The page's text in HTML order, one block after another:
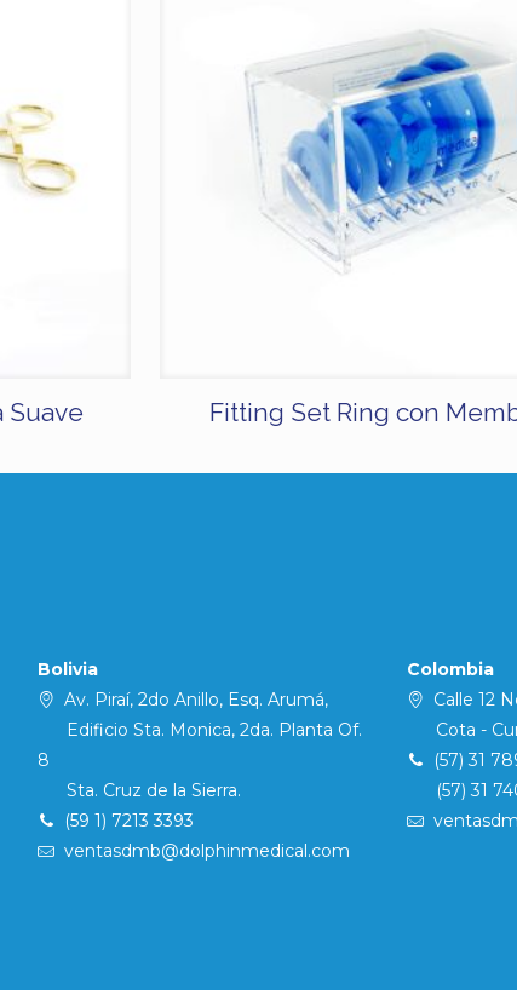
Suave Fitting Set Ring con
Bolivia
Av. Piraí, 2do Anillo, Esq. Arumá,
Edificio Sta. Monica, 2da. Planta Of.
8
Sta. Cruz de la Sierra.
(59 1) 7213 3393
ventasdmb@dolphinmedical.com
Colombia
Calle 12
Cota -
(57) 31
(57) 31